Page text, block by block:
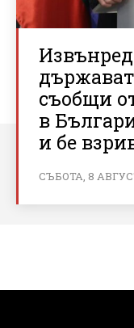
съобщи
в
и бе
СЪБОТА, 8